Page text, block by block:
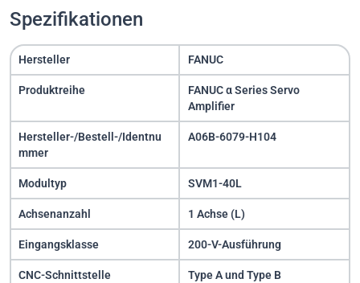
Spezifikationen
Hersteller FANUC
Produktreihe
FANUC α Series Servo
Amplifier
Hersteller-/Bestell-/Identnu
mmer
A06B-6079-H104
Modultyp SVM1-40L
Achsenanzahl 1 Achse (L)
Eingangsklasse 200-V-Ausführung
CNC-Schnittstelle Type A und Type B